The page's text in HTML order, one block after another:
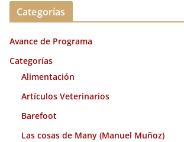
v
o
Categorías
Avance de Programa
Categorías
Alimentación
Artículos Veterinarios
Barefoot
Las cosas de Many (Manuel Muñoz)